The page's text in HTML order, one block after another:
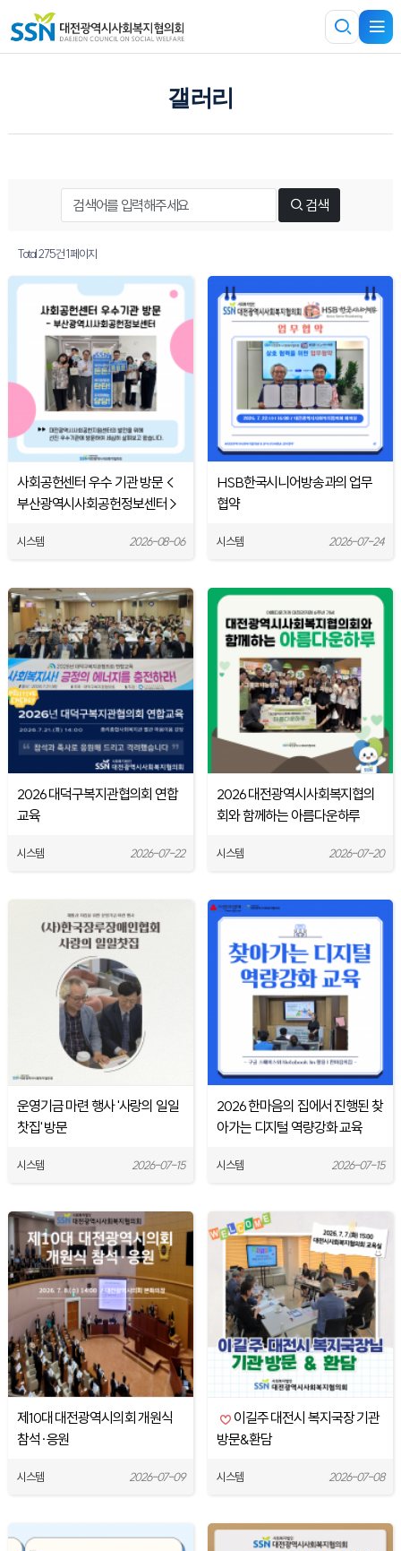
갤러리
검색
Total 275건1 페이지
사회공헌센터 우수 기관 방문 <
부산광역시사회공헌정보센터 >
시스템 2026-08-06
HSB한국시니어방송과의 업무
협약
시스템 2026-07-24
2026 대덕구복지관협의회 연합
교육
시스템 2026-07-22
2026 대전광역시사회복지협의
회와 함께하는 아름다운하루
시스템 2026-07-20
운영기금 마련 행사 '사랑의 일일
찻집' 방문
시스템 2026-07-15
2026 한마음의 집에서 진행된 찾
아가는 디지털 역량강화 교육
시스템 2026-07-15
제10대 대전광역시의회 개원식
참석·응원
시스템 2026-07-09
이길주 대전시 복지국장 기관
방문&환담
시스템 2026-07-08